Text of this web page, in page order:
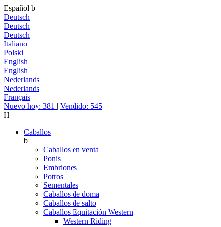
Español b
Deutsch
Deutsch
Deutsch
Italiano
Polski
English
English
Nederlands
Nederlands
Français
Nuevo hoy: 381 | Vendido: 545
H
Caballos
b
Caballos en venta
Ponis
Embriones
Potros
Sementales
Caballos de doma
Caballos de salto
Caballos Equitación Western
Western Riding